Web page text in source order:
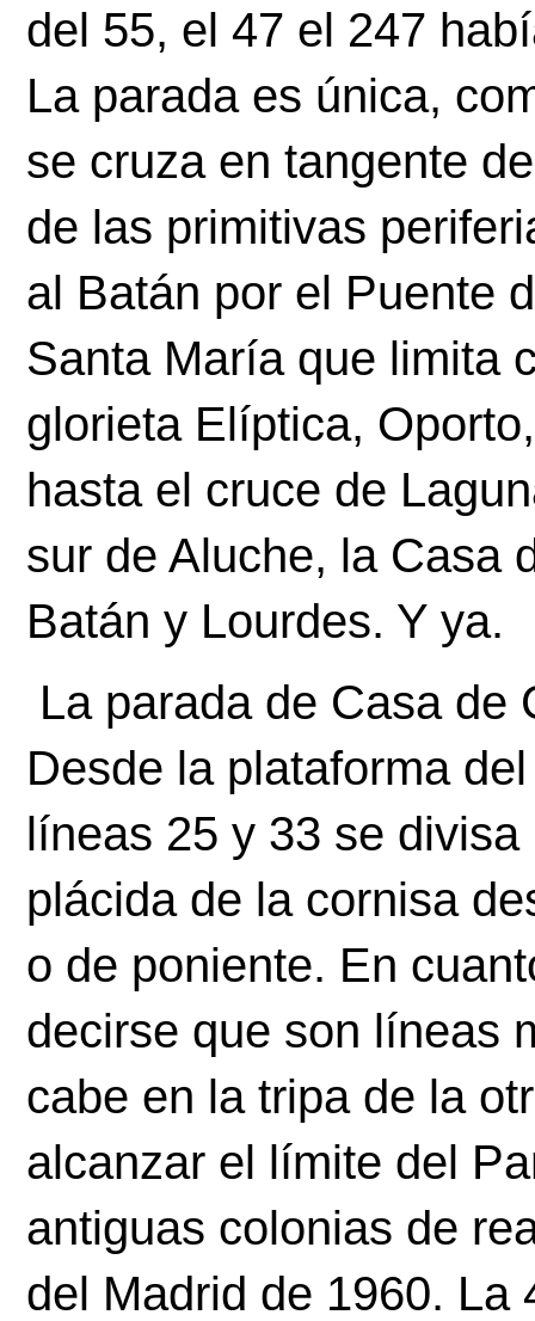
del 55, el 47 el 247
La parada es única,
se cruza en tangente
de las primitivas
al Batán por el Puente
Santa María que limita
glorieta Elíptica,
hasta el cruce de
sur de Aluche, la Casa
Batán y Lourdes. Y ya.
Desde la plataforma
líneas 25 y 33 se
plácida de la cornisa
o de poniente. En
decirse que son líneas
cabe en la tripa de la
alcanzar el límite del
antiguas colonias de
del Madrid de 1960. La